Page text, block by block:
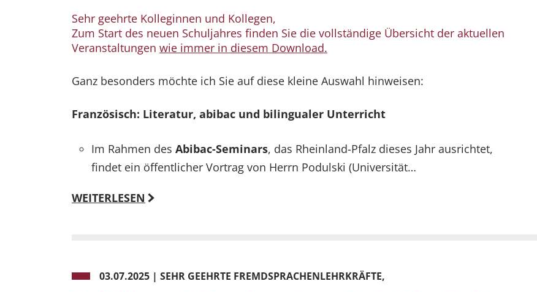
Sehr geehrte Kolleginnen und Kollegen,
Zum Start des neuen Schuljahres finden Sie die vollständige Übersicht der aktuellen
Veranstaltungen wie immer in diesem Download.
Ganz besonders möchte ich Sie auf diese kleine Auswahl hinweisen:
Französisch: Literatur, abibac und bilingualer Unterricht
Im Rahmen des Abibac-Seminars, das Rheinland-Pfalz dieses Jahr ausrichtet,
findet ein öffentlicher Vortrag von Herrn Podulski (Universität…
WEITERLESEN
03.07.2025 | SEHR GEEHRTE FREMDSPRACHENLEHRKRÄFTE,